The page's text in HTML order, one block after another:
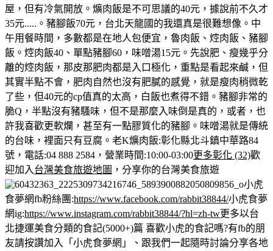
屋，但有冷氣開放。 爌肉飯是不可思議的40元，據說前不久才
35元.....。豬腳飯70元，台北天龍國的我還真是很難想像。 中
午用餐時間，多數都是在地人包便宜，魯肉飯、焢肉飯、豬腳
飯。 焢肉飯40、單點豬腳60，味噌湯15元。 先說肥、瘦幾乎分
離的焢肉飯，那皮那肥肉都是入口極化，重點是看起來鹹，但
其實半點不會，肥肉自然也沒有肥膩的感覺，就是瘦肉稍微乾
了些，但40元的cp值真的太高，白飯也煮得不錯。 豬腳非常的
脆Q，半點沒有豬騷味，但不是那麼入味倒是真的，或者，也
許我喜歡更軟爛，甚至有一點膠質化的豬腳。味噌湯就是傳統
的台味，裡面只有豆腐。 老K爌肉飯:彰化縣北斗鎮中華路84
號，電話:04 888 2584，營業時間:10:00-03:00更多彰化 (32)歡
迎加入 台灣美食旅遊地圖 ，分享你的台灣美食旅遊
小虎
食夢網fb粉絲團:https://www.facebook.com/rabbit38844/小虎食夢
網ig:https://www.instagram.com/rabbit38844/?hl=zh-tw更多以台
北捷運美食分類的食記(5000+)篇 喜歡小虎的食記嗎?有fb的朋
友請按讚加入「小虎食夢網」、跟我們一起隨時討論分享各地